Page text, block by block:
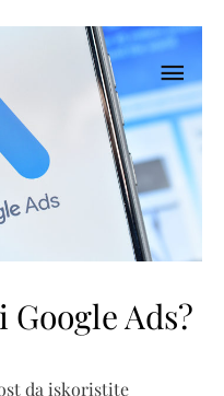
Ads?
da iskoristite